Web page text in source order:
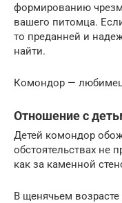
формированию
вашего питомца.
то преданней и
найти.
Комондор —
Отношение с
Детей комондор
обстоятельствах не
как за каменной
В щенячьем